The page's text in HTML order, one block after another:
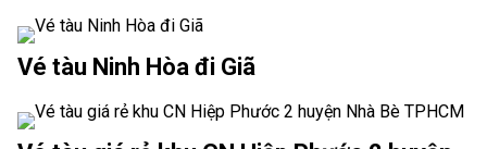
Vé tàu Ninh Hòa đi Giã